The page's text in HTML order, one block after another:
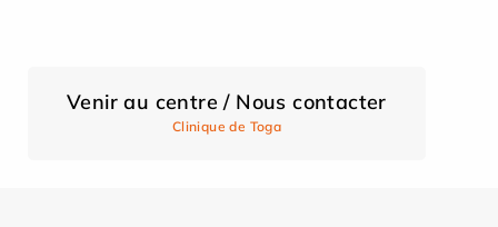
Venir au centre / Nous contacter
Clinique de Toga